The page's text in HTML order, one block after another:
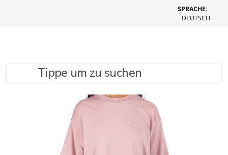
SPRACHE:
DEUTSCH
Tippe um zu suchen